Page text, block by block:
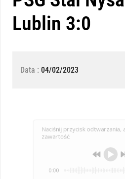
Lublin 3:0
Data : 04/02/2023
zawartość